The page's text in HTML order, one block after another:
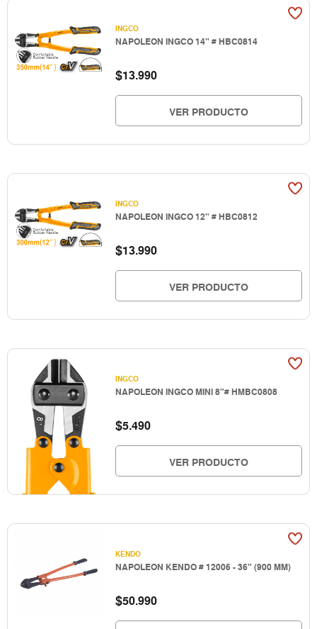
INGCO
NAPOLEON INGCO 14" # HBC0814
$13.990
VER PRODUCTO
INGCO
NAPOLEON INGCO 12" # HBC0812
$13.990
VER PRODUCTO
INGCO
NAPOLEON INGCO MINI 8"# HMBC0808
$5.490
VER PRODUCTO
KENDO
NAPOLEON KENDO # 12006 - 36" (900 MM)
$50.990